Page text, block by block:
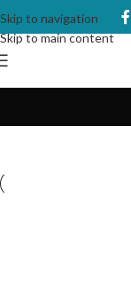
Skip to navigation
Skip to main content